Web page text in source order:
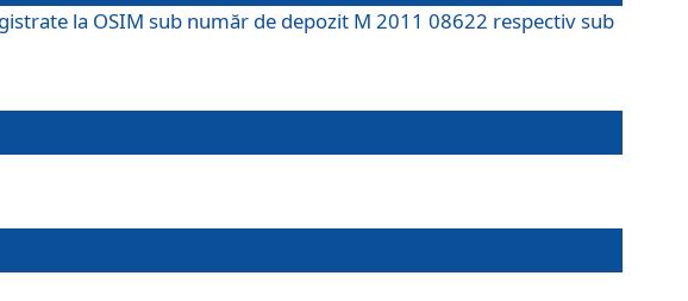
la OSIM sub număr de depozit M 2011 08622 respectiv sub